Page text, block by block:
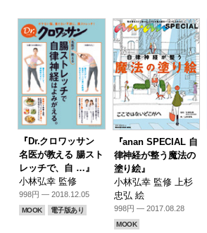
『Dr.クロワッサン
名医が教える 腸スト
レッチで、自 …』
小林弘幸 監修
998円 — 2018.12.05
MOOK 電子版あり
『anan SPECIAL 自
律神経が整う魔法の
塗り絵』
小林弘幸 監修 上杉
忠弘 絵
998円 — 2017.08.28
MOOK